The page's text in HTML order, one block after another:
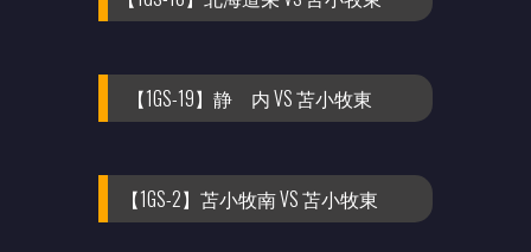
【1GS-19】静 内 VS 苫小牧東
【1GS-2】苫小牧南 VS 苫小牧東